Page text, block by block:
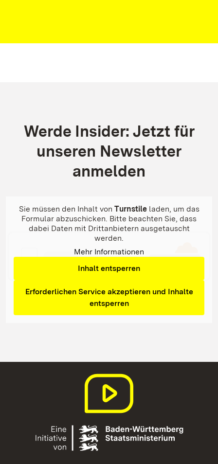
Kontakt
Werde Insider: Jetzt für
unseren Newsletter
anmelden
Sie müssen den Inhalt von Turnstileladen, um das
Formular abzuschicken. Bitte beachten Sie, dass
dabei Daten mit Drittanbietern ausgetauscht
werden.
Mehr Informationen
Inhalt entsperren
Erforderlichen Service akzeptieren und Inhalte
entsperren